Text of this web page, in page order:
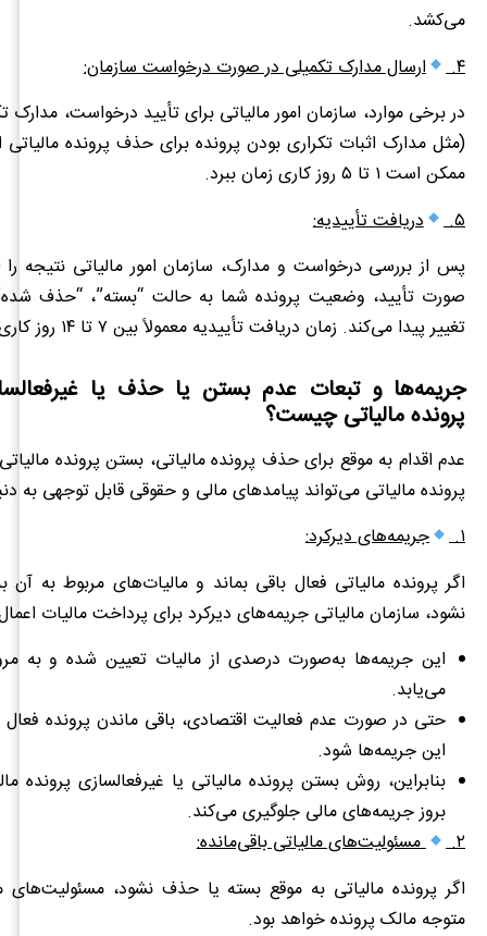
می‌کشد.
۴.
ارسال مدارک تکمیلی در صورت درخواست سازمان:
در برخی موارد، سازمان امور مالیاتی برای تأیید درخواست،
(مثل مدارک اثبات تکراری بودن پرونده برای حذف پرونده
ممکن است ۱ تا ۵ روز کاری زمان ببرد.
۵.
دریافت تأییدیه:
پس از بررسی درخواست و مدارک، سازمان امور مالیاتی نتیجه را
صورت تأیید، وضعیت پرونده شما به حالت “بسته”، “حذف
تغییر پیدا می‌کند. زمان دریافت تأییدیه معمولاً بین ۷ تا ۱۴ روز کاری است.
جریمه‌ها و تبعات عدم بستن یا حذف یا
پرونده مالیاتی چیست؟
عدم اقدام به موقع برای حذف پرونده مالیاتی، بستن پرونده
پرونده مالیاتی می‌تواند پیامدهای مالی و حقوقی قابل توجهی به
۱.
جریمه‌های دیرکرد:
اگر پرونده مالیاتی فعال باقی بماند و مالیات‌های مربوط به
نشود، سازمان مالیاتی جریمه‌های دیرکرد برای پرداخت مالیات
این جریمه‌ها به‌صورت درصدی از مالیات تعیین شده و به
می‌یابد.
حتی در صورت عدم فعالیت اقتصادی، باقی ماندن پرونده
این جریمه‌ها شود.
بنابراین، روش بستن پرونده مالیاتی یا غیرفعالسازی پرونده
بروز جریمه‌های مالی جلوگیری می‌کند.
۲.
مسئولیت‌های مالیاتی باقی‌مانده:
اگر پرونده مالیاتی به موقع بسته یا حذف نشود، مسئولیت‌های
متوجه مالک پرونده خواهد بود.